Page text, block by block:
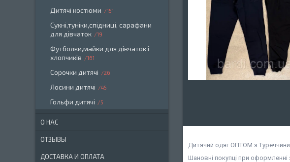
Дитячий одяг ОПТОМ з
Шановні покупці при
Дитячі костюми 151
Сукні,туніки,спідниці, сарафани
для дівчаток
19
Футболки,майки для дівчаток і
хлопчиків
161
Сорочки дитячі 26
Лосини дитячі 45
Гольфи дитячі 5
О НАС
ОТЗЫВЫ
ДОСТАВКА И ОПЛАТА